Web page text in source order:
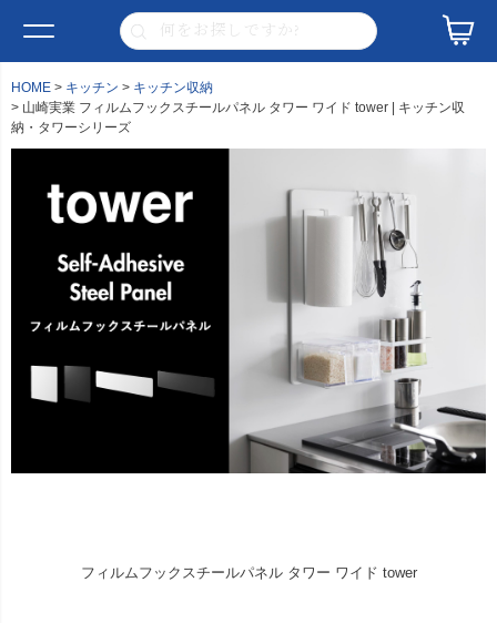
HOME キッチン
キッチン収納
山崎実業 フィルムフックスチールパネル タワー ワイド tower | キッチン収
納・タワーシリーズ
フィルムフックスチールパネル タワー ワイド tower